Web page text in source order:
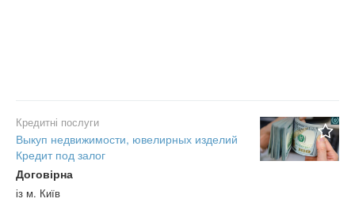
Кредитні послуги
Выкуп недвижимости, ювелирных изделий
Кредит под залог
Договірна
із м. Київ